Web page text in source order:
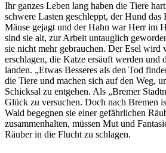
Ihr ganzes Leben lang haben die Tiere
schwere Lasten geschleppt, der Hund
Mäuse gejagt und der Hahn war Herr im
sind sie alt, zur Arbeit untauglich
sie nicht mehr gebrauchen. Der Esel wird
erschlagen, die Katze ersäuft werden und
landen. „Etwas Besseres als den Tod
die Tiere und machen sich auf den Weg,
Schicksal zu entgehen. Als „Bremer
Glück zu versuchen. Doch nach Bremen
Wald begegnen sie einer gefährlichen
zusammenhalten, müssen Mut und
Räuber in die Flucht zu schlagen.